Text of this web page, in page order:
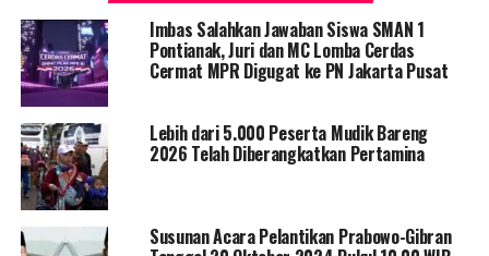
Imbas Salahkan Jawaban Siswa SMAN 1
Pontianak, Juri dan MC Lomba Cerdas
Cermat MPR Digugat ke PN Jakarta Pusat
Lebih dari 5.000 Peserta Mudik Bareng
2026 Telah Diberangkatkan Pertamina
Susunan Acara Pelantikan Prabowo-Gibran